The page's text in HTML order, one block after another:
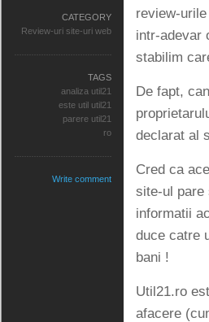
review-
intr-adevar
stabilim
De fapt,
declarat al
Cred ca
site-ul pare
informatii
duce catre
bani !
Util21.ro
afacere
CATEGORY
Review-uri site-uri web
TAGS
analiza util21
este util util21
parere util21
ro
Write comment